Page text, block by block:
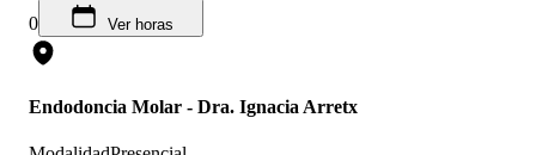
0 Ver horas
Endodoncia Molar - Dra. Ignacia Arretx